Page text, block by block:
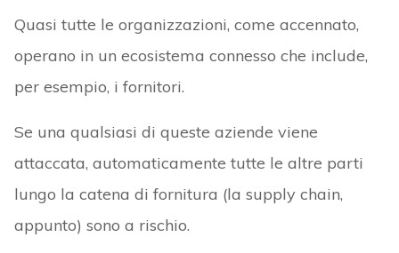
Quasi tutte le organizzazioni, come accennato,
operano in un ecosistema connesso che include,
per esempio, i fornitori.
Se una qualsiasi di queste aziende viene
attaccata, automaticamente tutte le altre parti
lungo la catena di fornitura (la supply chain,
appunto) sono a rischio.